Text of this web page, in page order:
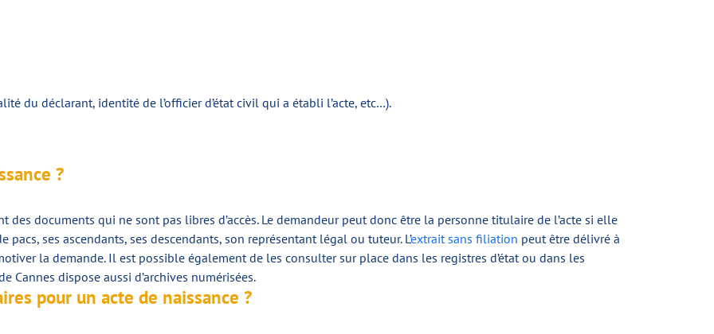
du déclarant, identité de l’officier d’état civil qui a établi l’acte, etc…).
?
des documents qui ne sont pas libres d’accès. Le demandeur peut donc être la personne titulaire de l’acte si elle
ses ascendants, ses descendants, son représentant légal ou tuteur. L’extrait sans filiation peut être délivré à
la demande. Il est possible également de les consulter sur place dans les registres d’état ou dans les
dispose aussi d’archives numérisées.
pour un acte de naissance ?